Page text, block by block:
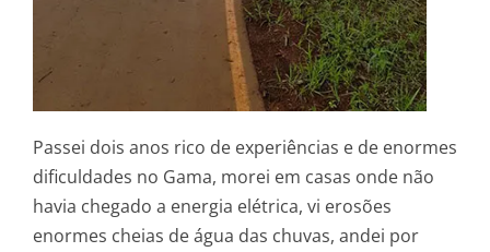
Passei dois anos rico de experiências e de enormes
dificuldades no Gama, morei em casas onde não
havia chegado a energia elétrica, vi erosões
enormes cheias de água das chuvas, andei por